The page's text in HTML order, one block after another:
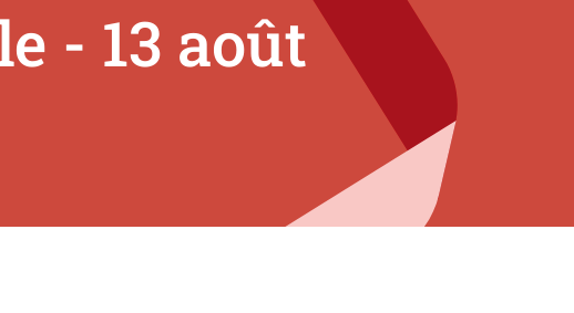
- 13 août